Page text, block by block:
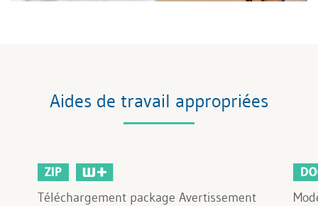
Aides de travail appropriées
ZIP
Téléchargement package Avertissement